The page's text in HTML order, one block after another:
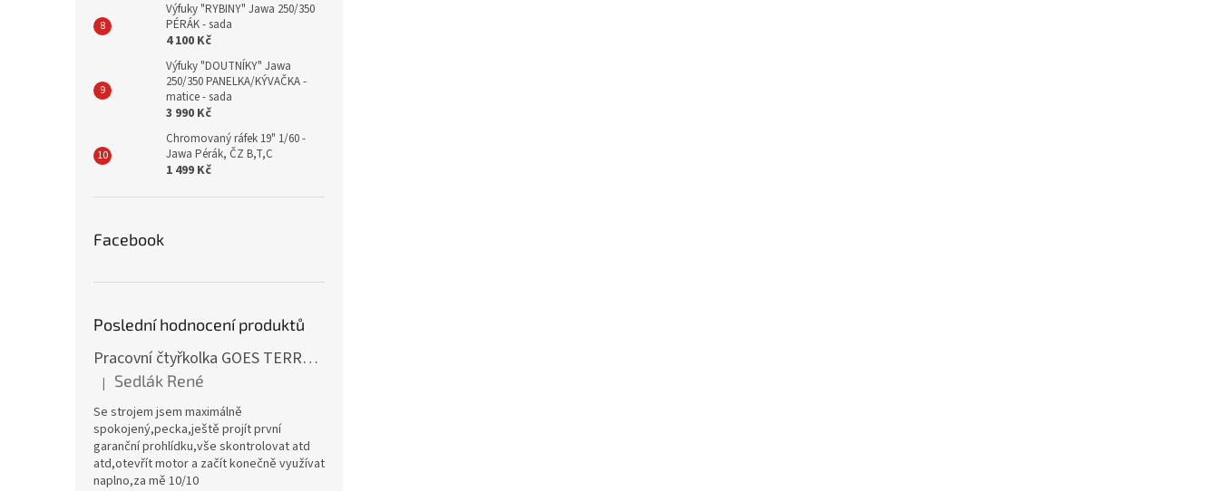
Výfuky "RYBINY" Jawa 250/350
PÉRÁK - sada
4 100 Kč
Výfuky "DOUTNÍKY" Jawa
250/350 PANELKA/KÝVAČKA -
matice - sada
3 990 Kč
Chromovaný ráfek 19" 1/60 -
Jawa Pérák, ČZ B,T,C
1 499 Kč
Facebook
Poslední hodnocení produktů
Pracovní čtyřkolka GOES TERROX 400 T3B
Hodnocení produktu je 5 z 5 hvězdiček.
| Sedlák René
Se strojem jsem maximálně
spokojený,pecka,ještě projít první
garanční prohlídku,vše skontrolovat atd
atd,otevřít motor a začít konečně využívat
naplno,za mě 10/10